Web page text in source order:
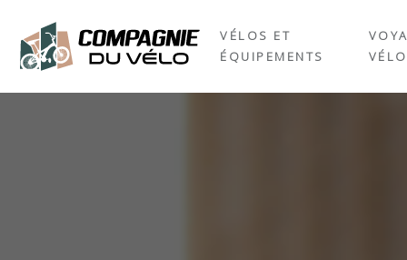
VÉLOS ET
ÉQUIPEMENTS
VÉLO